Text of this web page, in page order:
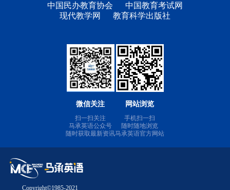
中国民办教育协会
中国教育考试网
现代教学网
教育科学出版社
微信关注
扫一扫关注
马承英语公众号
随时获取最新资讯
网站浏览
手机扫一扫
随时随地浏览
马承英语官方网站
Copyright©1985-2021